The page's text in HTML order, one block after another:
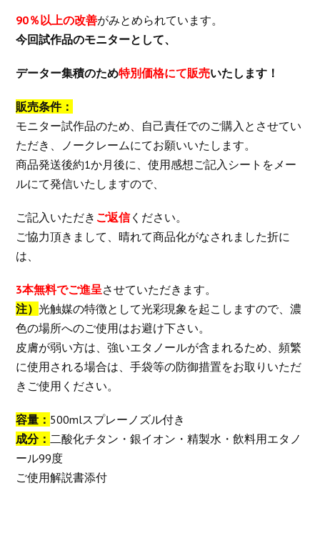
90％以上の改善がみとめられています。
今回試作品のモニターとして、
データー集積のため特別価格にて販売いたします！
販売条件：
モニター試作品のため、自己責任でのご購入とさせてい
ただき、ノークレームにてお願いいたします。
商品発送後約1か月後に、使用感想ご記入シートをメー
ルにて発信いたしますので、
ご記入いただき ご返信ください。
ご協力頂きまして、晴れて商品化がなされました折に
は、
3本無料でご進呈させていただきます。
注）光触媒の特徴として光彩現象を起こしますので、濃
色の場所へのご使用はお避け下さい。
皮膚が弱い方は、強いエタノールが含まれるため、頻繁
に使用される場合は、手袋等の防御措置をお取りいただ
きご使用ください。
容量： 500mlスプレーノズル付き
成分： 二酸化チタン・銀イオン・精製水・飲料用エタノ
ール99度
ご使用解説書添付